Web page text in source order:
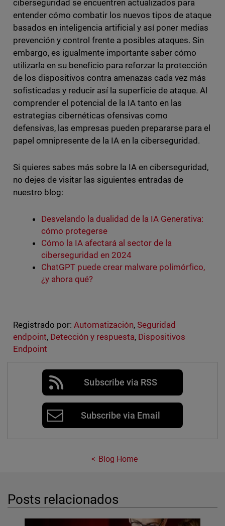
ciberseguridad se encuentren actualizados para
entender cómo combatir los nuevos tipos de ataque
basados en inteligencia artificial y así poner medias
prevención y control frente a posibles ataques. Sin
embargo, es igualmente importante saber cómo
utilizarla en su beneficio para reforzar la protección
de los dispositivos contra amenazas cada vez más
sofisticadas y reducir así la superficie de ataque. Al
comprender el potencial de la IA tanto en las
estrategias cibernéticas ofensivas como
defensivas, las empresas pueden prepararse para el
papel omnipresente de la IA en la ciberseguridad.
Si quieres sabes más sobre la IA en ciberseguridad,
no dejes de visitar las siguientes entradas de
nuestro blog:
Desvelando la dualidad de la IA Generativa:
cómo protegerse
Cómo la IA afectará al sector de la
ciberseguridad en 2024
ChatGPT puede crear malware polimórfico,
¿y ahora qué?
Registrado por: Automatización,Seguridad
endpoint, Detección y respuesta, Dispositivos
Endpoint
Subscribe via RSS
Subscribe via Email
Blog Home
Posts relacionados